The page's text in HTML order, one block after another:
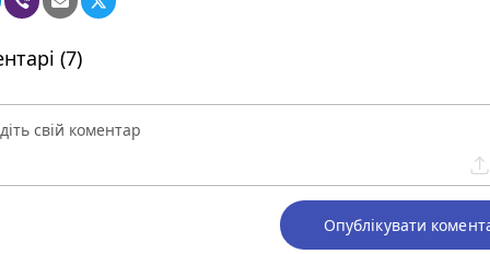
(7)
Опублікувати